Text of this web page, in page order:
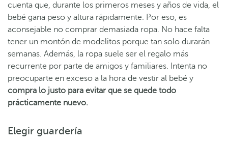
cuenta que, durante los primeros meses y años de vida, el
bebé gana peso y altura rápidamente. Por eso, es
aconsejable no comprar demasiada ropa. No hace falta
tener un montón de modelitos porque tan solo durarán
semanas. Además, la ropa suele ser el regalo más
recurrente por parte de amigos y familiares. Intenta no
preocuparte en exceso a la hora de vestir al bebé y
compra lo justo para evitar que se quede todo
prácticamente nuevo.
Elegir guardería